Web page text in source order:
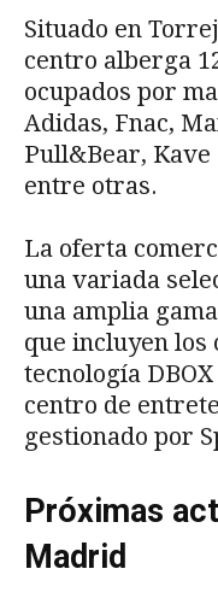
Situado en
centro alberga
ocupados por
Adidas, Fnac,
Pull&Bear, Kave
entre otras.
La oferta
una variada
una amplia
que incluyen los
tecnología
centro de
gestionado por
Próximas
Madrid